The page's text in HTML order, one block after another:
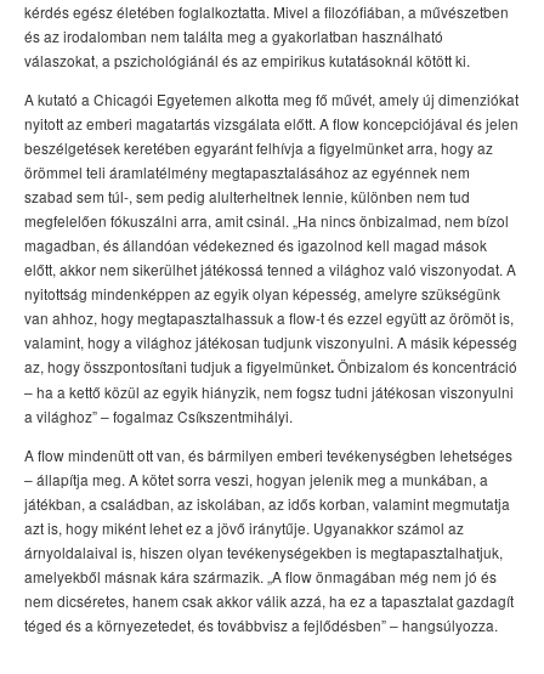
kérdés egész életében foglalkoztatta. Mivel a filozófiában, a művészetben
és az irodalomban nem találta meg a gyakorlatban használható
válaszokat, a pszichológiánál és az empirikus kutatásoknál kötött ki.
A kutató a Chicagói Egyetemen alkotta meg fő művét, amely új dimenziókat
nyitott az emberi magatartás vizsgálata előtt. A flow koncepciójával és jelen
beszélgetések keretében egyaránt felhívja a figyelmünket arra, hogy az
örömmel teli áramlatélmény megtapasztalásához az egyénnek nem
szabad sem túl-, sem pedig alulterheltnek lennie, különben nem tud
megfelelően fókuszálni arra, amit csinál. „Ha nincs önbizalmad, nem bízol
magadban, és állandóan védekezned és igazolnod kell magad mások
előtt, akkor nem sikerülhet játékossá tenned a világhoz való viszonyodat. A
nyitottság mindenképpen az egyik olyan képesség, amelyre szükségünk
van ahhoz, hogy megtapasztalhassuk a flow-t és ezzel együtt az örömöt is,
valamint, hogy a világhoz játékosan tudjunk viszonyulni. A másik képesség
az, hogy összpontosítani tudjuk a figyelmünket.Önbizalom és koncentráció
– ha a kettő közül az egyik hiányzik, nem fogsz tudni játékosan viszonyulni
a világhoz” – fogalmaz Csíkszentmihályi.
A flow mindenütt ott van, és bármilyen emberi tevékenységben lehetséges
– állapítja meg. A kötet sorra veszi, hogyan jelenik meg a munkában, a
játékban, a családban, az iskolában, az idős korban, valamint megmutatja
azt is, hogy miként lehet ez a jövő iránytűje. Ugyanakkor számol az
árnyoldalaival is, hiszen olyan tevékenységekben is megtapasztalhatjuk,
amelyekből másnak kára származik. „A flow önmagában még nem jó és
nem dicséretes, hanem csak akkor válik azzá, ha ez a tapasztalat gazdagít
téged és a környezetedet, és továbbvisz a fejlődésben” – hangsúlyozza.